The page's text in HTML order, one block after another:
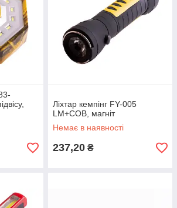
Ліхтар кемпінг FY-005
LM+COB, магніт
Немає в наявності
237,20 ₴